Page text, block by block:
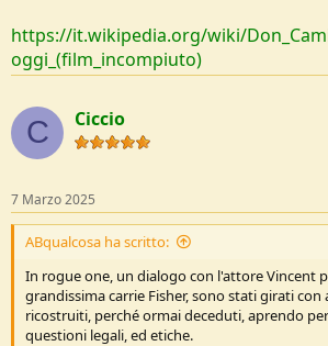
https://it.wikipedia.org/wiki/
oggi_(film_incompiuto)
C Ciccio
7 Marzo 2025
ABqualcosa ha scritto:
In rogue one, un dialogo con l'attore Vincent
grandissima carrie Fisher, sono stati girati
ricostruiti, perché ormai deceduti, aprendo
questioni legali, ed etiche.